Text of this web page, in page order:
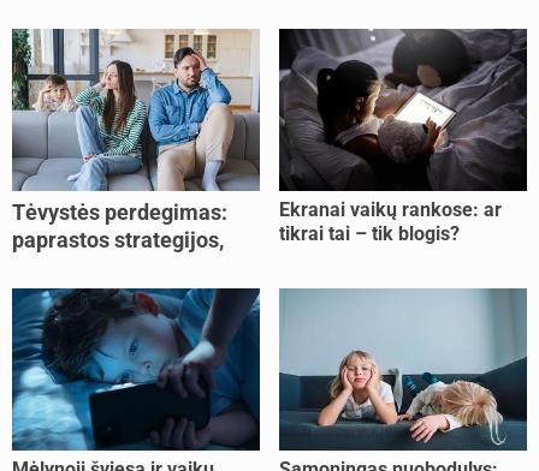
Tėvystės perdegimas:
paprastos strategijos,
jėgas
Ekranai vaikų rankose: ar
tikrai tai – tik blogis?